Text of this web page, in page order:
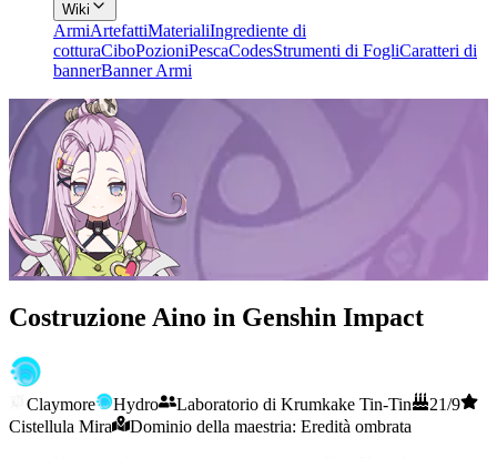
Wiki
ArmiArtefattiMaterialiIngrediente di
cotturaCiboPozioniPescaCodesStrumenti di FogliCaratteri di
bannerBanner Armi
Costruzione Aino in Genshin Impact
Claymore Hydro Laboratorio di Krumkake Tin-Tin
21/9
Cistellula Mira
Dominio della maestria: Eredità ombrata